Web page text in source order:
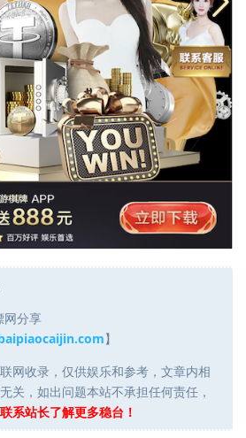
网分享
】
网收录，仅供娱乐和参考，文章内相
关，如出问题本站不承担任何责任，
系站长了解更多稳台！